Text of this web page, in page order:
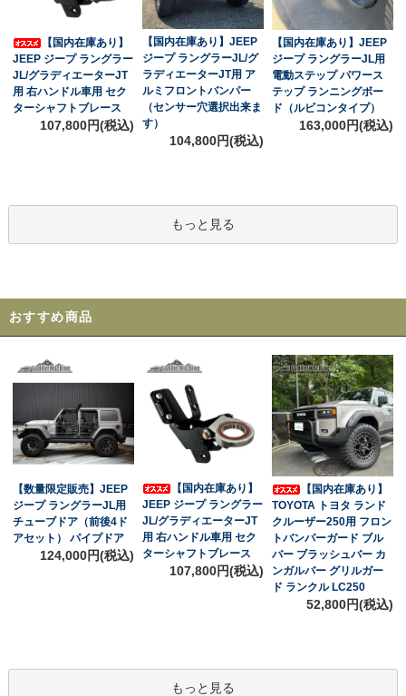
【国内在庫あり】
JEEP ジープ ラングラー
JL/グラディエーターJT
用 右ハンドル車用 セク
ターシャフトブレース
107,800円(税込)
【国内在庫あり】JEEP
ジープ ラングラーJL/グ
ラディエーターJT用 ア
ルミフロントバンパー
（センサー穴選択出来ま
す）
104,800円(税込)
【国内在庫あり】JEEP
ジープ ラングラーJL用
電動ステップ パワース
テップ ランニングボー
ド（ルビコンタイプ）
163,000円(税込)
もっと見る
おすすめ商品
【数量限定販売】JEEP
ジープ ラングラーJL用
チューブドア（前後4ド
アセット） パイプドア
124,000円(税込)
【国内在庫あり】
JEEP ジープ ラングラー
JL/グラディエーターJT
用 右ハンドル車用 セク
ターシャフトブレース
107,800円(税込)
【国内在庫あり】
TOYOTA トヨタ ランド
クルーザー250用 フロン
トバンパーガード ブル
バー ブラッシュバー カ
ンガルバー グリルガー
ド ランクル LC250
52,800円(税込)
もっと見る